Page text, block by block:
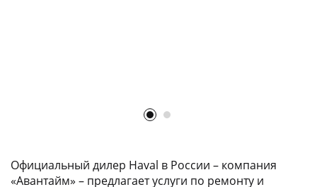
Официальный дилер Haval в России – компания
«Авантайм» – предлагает услуги по ремонту и